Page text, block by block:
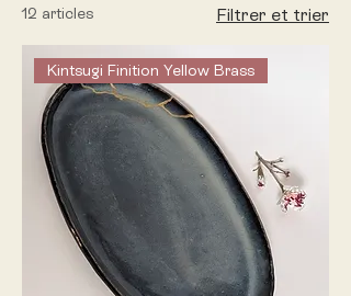
12 articles Filtrer et trier
Kintsugi Finition Yellow Brass